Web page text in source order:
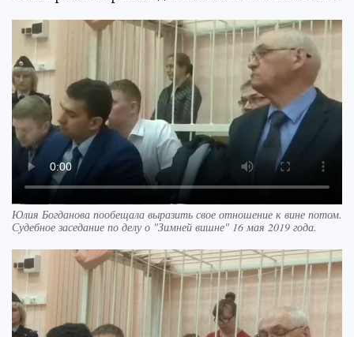
Юлия Богданова пообещала выразить свое отношение к вине потом.
Судебное заседание по делу о "Зимней вишне" 16 мая 2019 года.